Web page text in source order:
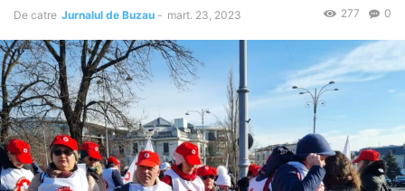
De catre Jurnalul de Buzau - mart. 23, 2023 0
277